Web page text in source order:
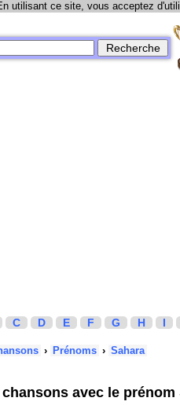
utilisant ce site, vous acceptez
C D E F G H I
› Prénoms › Sahara
chansons avec le prénom